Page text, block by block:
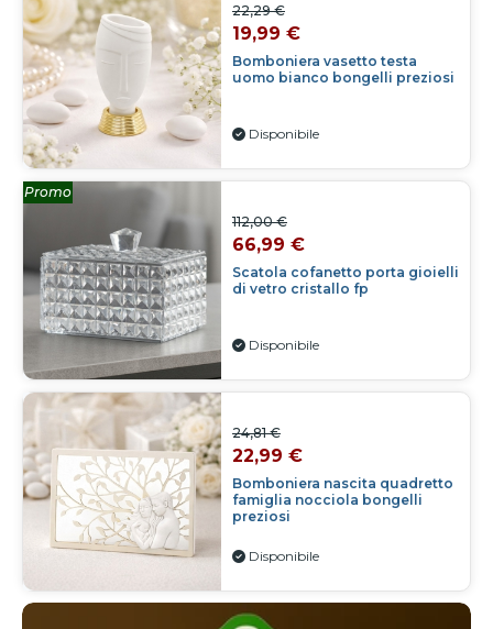
Bomboniera vasetto testa
uomo bianco bongelli preziosi
22,29 €
19,99 €
Disponibile
Scatola cofanetto porta gioielli
di vetro cristallo fp
112,00 €
66,99 €
Disponibile
Promo
Bomboniera nascita quadretto
famiglia nocciola bongelli
preziosi
24,81 €
22,99 €
Disponibile